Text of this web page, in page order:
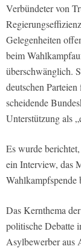
Verbündeter von
Gelegenheiten
beim
überschwänglich.
deutschen
scheidende
Unterstützung als
Es wurde
ein Interview, das
Wahlkampfspende
Das Kernthema
politische Debatte
Asylbewerber aus